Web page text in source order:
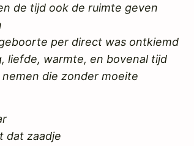
de tijd ook de ruimte geven
per direct was ontkiemd
liefde, warmte, en bovenal tijd
die zonder moeite
dat zaadje